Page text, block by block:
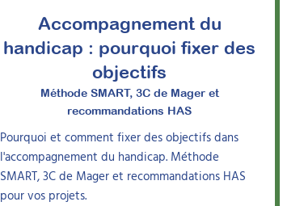
Accompagnement du
handicap : pourquoi fixer des
objectifs
Méthode SMART, 3C de Mager et
recommandations HAS
Pourquoi et comment fixer des objectifs dans
l'accompagnement du handicap. Méthode
SMART, 3C de Mager et recommandations HAS
pour vos projets.